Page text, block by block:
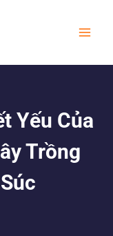
Yếu Của
Trồng